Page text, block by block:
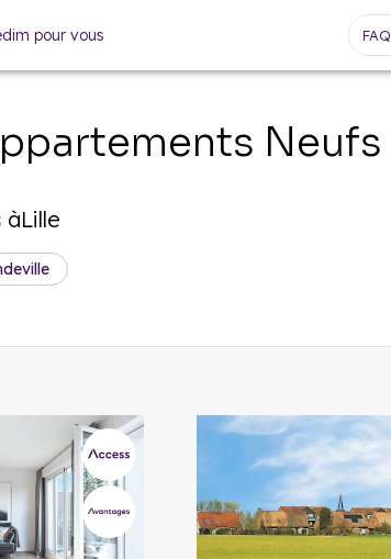
pour vous FAQ
Neufs
àLille